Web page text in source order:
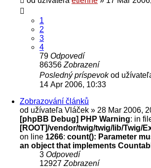
1
2
3
4
79 Odpovedí
86356 Zobrazení
Posledný príspevokod
14 Apr 2006, 10:33
Zobrazování článků
od užívateľa Vláček » 28 Mar 2006,
[phpBB Debug] PHP Warning: in
[ROOT]/vendor/twig/twig/lib/Twig/
on line 1266: count(): Parameter
an object that implements
3 Odpovedí
12927 Zobrazení